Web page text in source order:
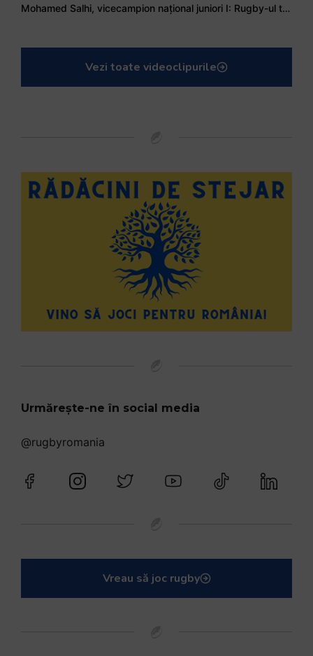
Mohamed Salhi, vicecampion național juniori I: Rugby-ul te învață să accepți și înfrângerile
Vezi toate videoclipurile
Urmărește-ne în social media
@rugbyromania
Vreau să joc rugby